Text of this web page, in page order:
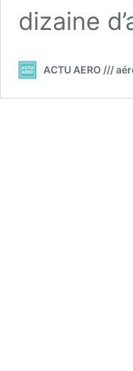
dizaine
ACTU AERO ///